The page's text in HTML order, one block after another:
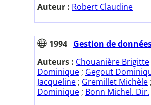
Auteur : Robert Claudine
1994 Gestion de
Auteurs : Chouanière Brigitte
Dominique ; Gegout
Jacqueline ; Gremillet Michèle ;
Dominique ; Bonn Michel. Dir.